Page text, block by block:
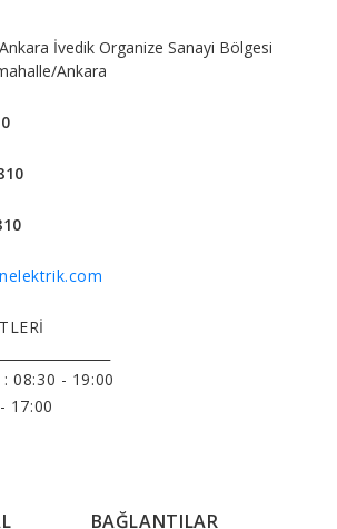
İvedik Organize Sanayi Bölgesi
Ankara
08:30 - 19:00
17:00
BAĞLANTILAR